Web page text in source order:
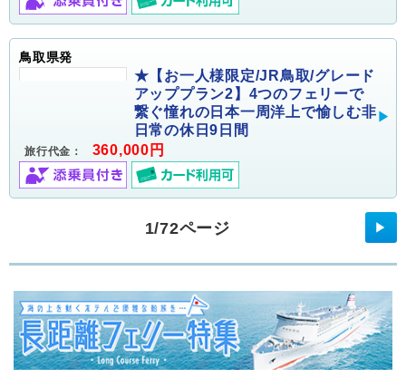
鳥取県発
★【お一人様限定/JR鳥取/グレード
アッププラン2】4つのフェリーで
繋ぐ憧れの日本一周洋上で愉しむ非
日常の休日9日間
旅行代金： 360,000円
1/72ページ ▶